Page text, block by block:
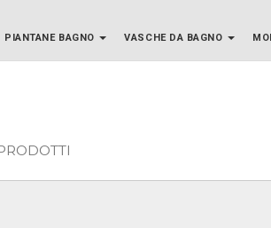
PIANTANE BAGNO VASCHE DA BAGNO